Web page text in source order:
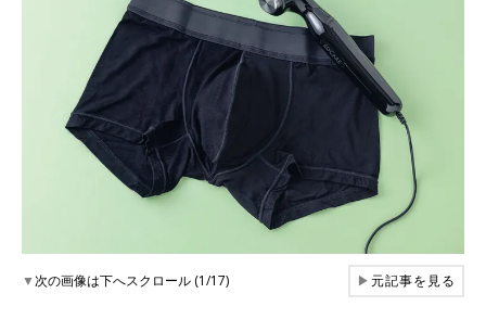
▼次の画像は下へスクロール (1/17) ▶元記事を見る